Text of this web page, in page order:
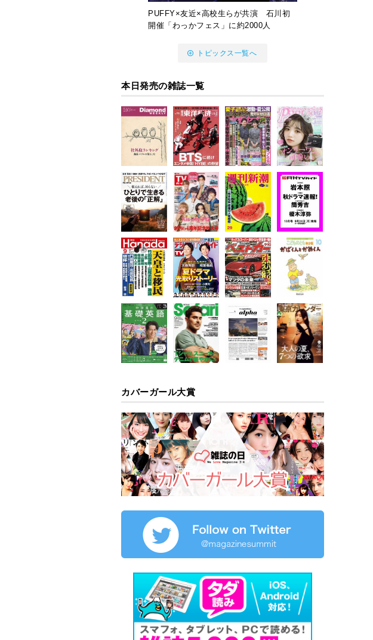
PUFFY×友近×高校生らが共演 石川初
開催「わっかフェス」に約2000人
トピックス一覧へ
本日発売の雑誌一覧
カバーガール大賞